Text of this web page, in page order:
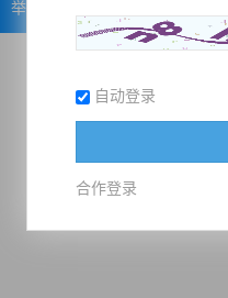
举报
自动登录
合作登录